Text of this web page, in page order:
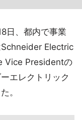
日、都内で事業
Schneider Electric
Vice Presidentの
エレクトリック
。